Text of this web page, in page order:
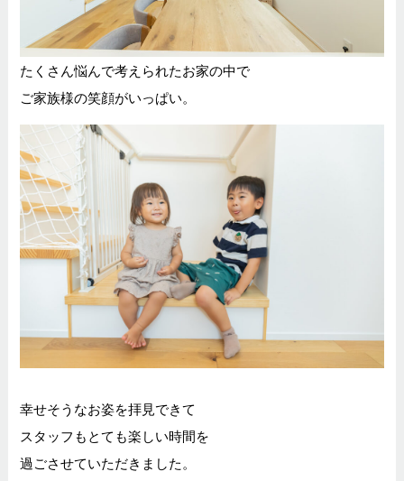
たくさん悩んで考えられたお家の中で
ご家族様の笑顔がいっぱい。
幸せそうなお姿を拝見できて
スタッフもとても楽しい時間を
過ごさせていただきました。